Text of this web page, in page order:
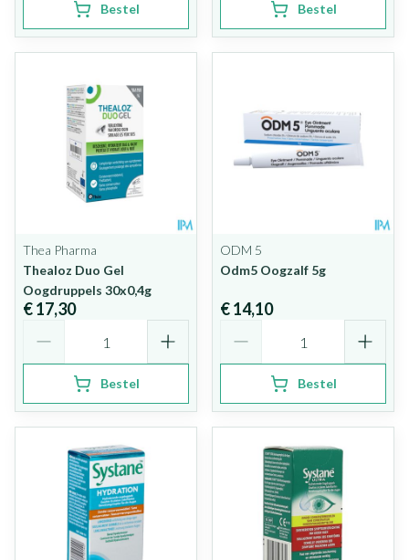
Bestel Bestel
Thea Pharma
Thealoz Duo Gel
Oogdruppels 30x0,4g
€ 17,30
Bestel
ODM 5
Odm5 Oogzalf 5g
€ 14,10
Bestel